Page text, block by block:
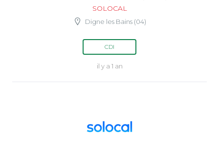
SOLOCAL
Digne les Bains (04)
CDI
il y a 1 an